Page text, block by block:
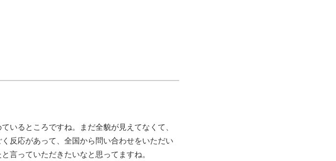
いるところですね。まだ全貌が見えてなくて、
反応があって、全国から問い合わせをいただい
言っていただきたいなと思ってますね。